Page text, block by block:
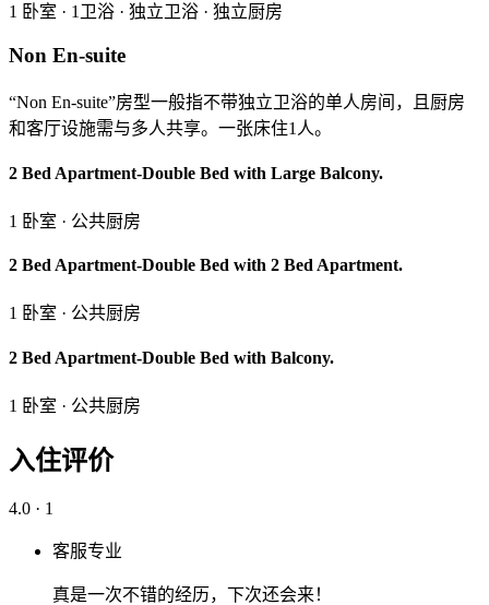
1 卧室 · 1卫浴 · 独立卫浴 · 独立厨房
Non En-suite
“Non En-suite”房型一般指不带独立卫浴的单人房间，且厨房
和客厅设施需与多人共享。一张床住1人。
2 Bed Apartment-Double Bed with Large Balcony.
1 卧室 · 公共厨房
2 Bed Apartment-Double Bed with 2 Bed Apartment.
1 卧室 · 公共厨房
2 Bed Apartment-Double Bed with Balcony.
1 卧室 · 公共厨房
入住评价
4.0 · 1
客服专业
真是一次不错的经历，下次还会来！